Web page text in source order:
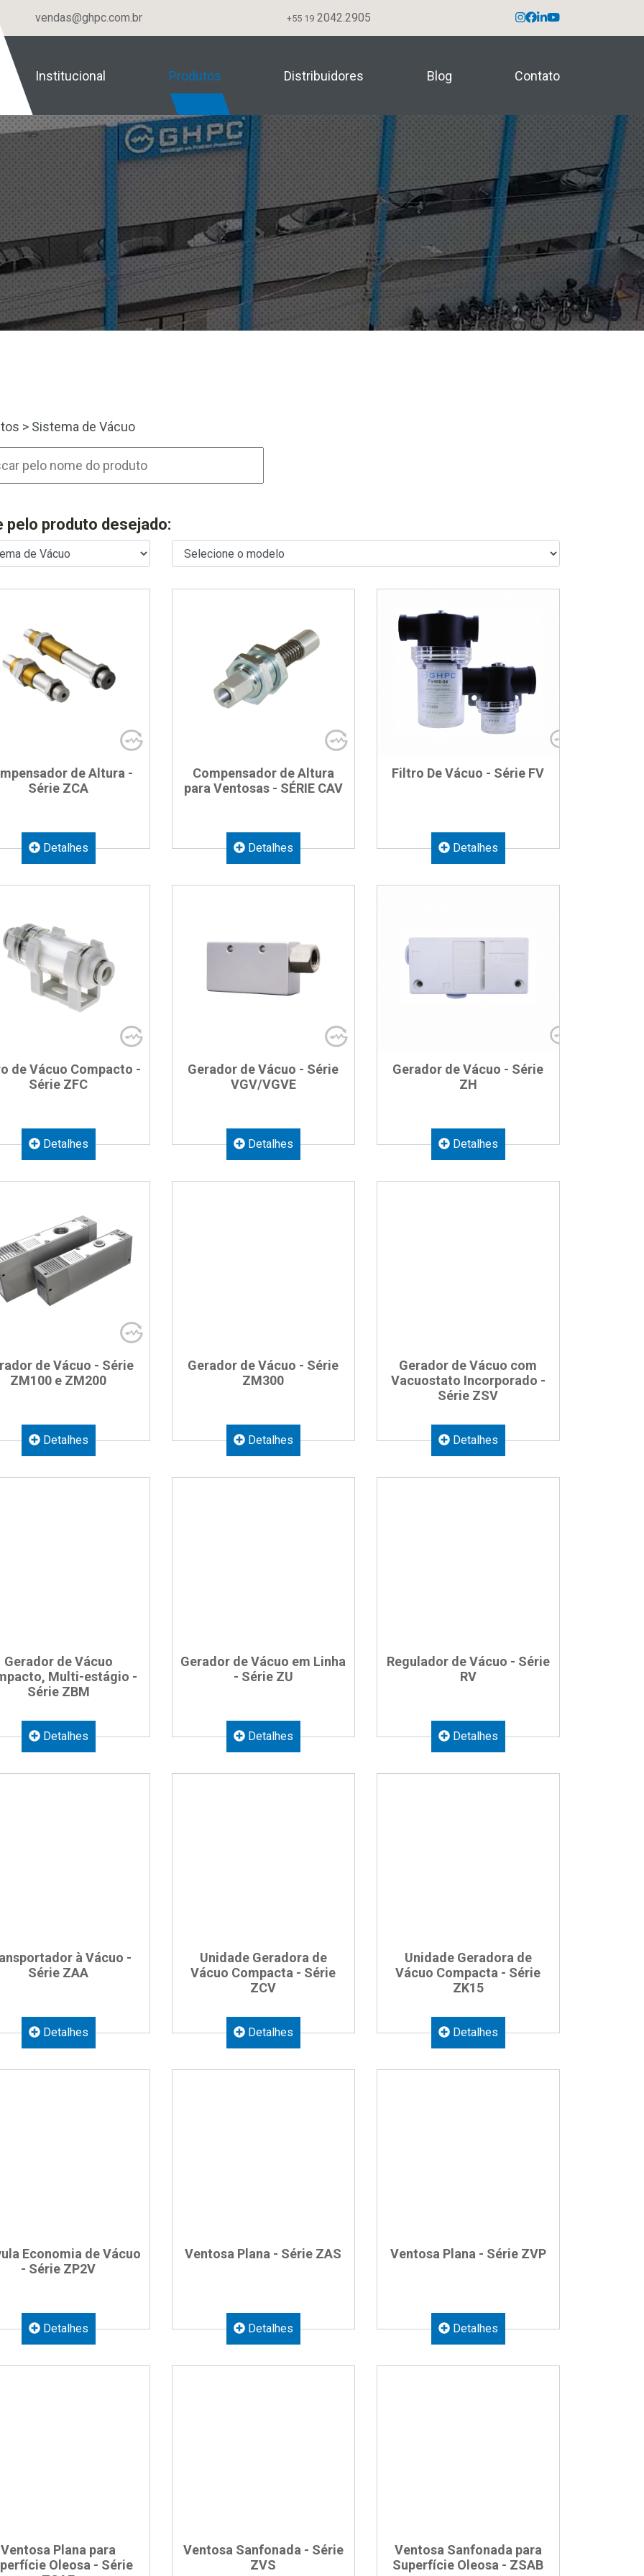
vendas@ghpc.com.br +55 19 2042.2905
Institucional Produtos Distribuidores Blog Contato
> Sistema de Vácuo
pelo produto desejado:
de Altura -
Série ZCA
Detalhes
Compensador de Altura
para Ventosas - SÉRIE CAV
Detalhes
Filtro De Vácuo - Série FV
Detalhes
de Vácuo Compacto -
Série ZFC
Detalhes
Gerador de Vácuo - Série
VGV/VGVE
Detalhes
Gerador de Vácuo - Série
ZH
Detalhes
de Vácuo - Série
ZM100 e ZM200
Detalhes
Gerador de Vácuo - Série
ZM300
Detalhes
Gerador de Vácuo com
Vacuostato Incorporado -
Série ZSV
Detalhes
Gerador de Vácuo
Multi-estágio -
Série ZBM
Detalhes
Gerador de Vácuo em Linha
- Série ZU
Detalhes
Regulador de Vácuo - Série
RV
Detalhes
à Vácuo -
Série ZAA
Detalhes
Unidade Geradora de
Vácuo Compacta - Série
ZCV
Detalhes
Unidade Geradora de
Vácuo Compacta - Série
ZK15
Detalhes
Economia de Vácuo
- Série ZP2V
Detalhes
Ventosa Plana - Série ZAS
Detalhes
Ventosa Plana - Série ZVP
Detalhes
Ventosa Plana para
Oleosa - Série
Ventosa Sanfonada - Série
ZVS
Ventosa Sanfonada para
Superfície Oleosa - ZSAB